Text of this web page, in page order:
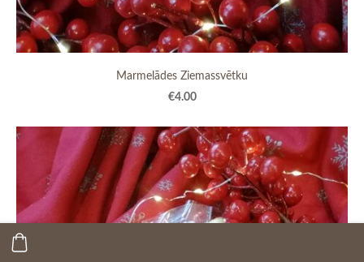
Marmelādes Ziemassvētku
€4.00